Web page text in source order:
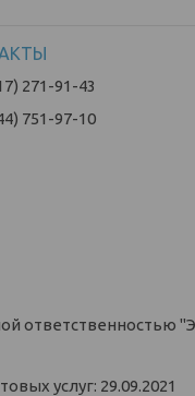
271-91-43
751-97-10
ответственностью
услуг: 29.09.2021